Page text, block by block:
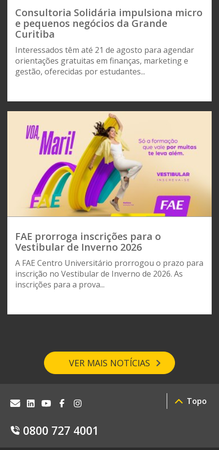
Consultoria Solidária impulsiona micro
e pequenos negócios da Grande
Curitiba
Interessados têm até 21 de agosto para agendar
orientações gratuitas em finanças, marketing e
gestão, oferecidas por estudantes...
FAE prorroga inscrições para o
Vestibular de Inverno 2026
A FAE Centro Universitário prorrogou o prazo para
inscrição no Vestibular de Inverno de 2026. As
inscrições para a prova...
VER MAIS NOTÍCIAS
0800 727 4001
Topo